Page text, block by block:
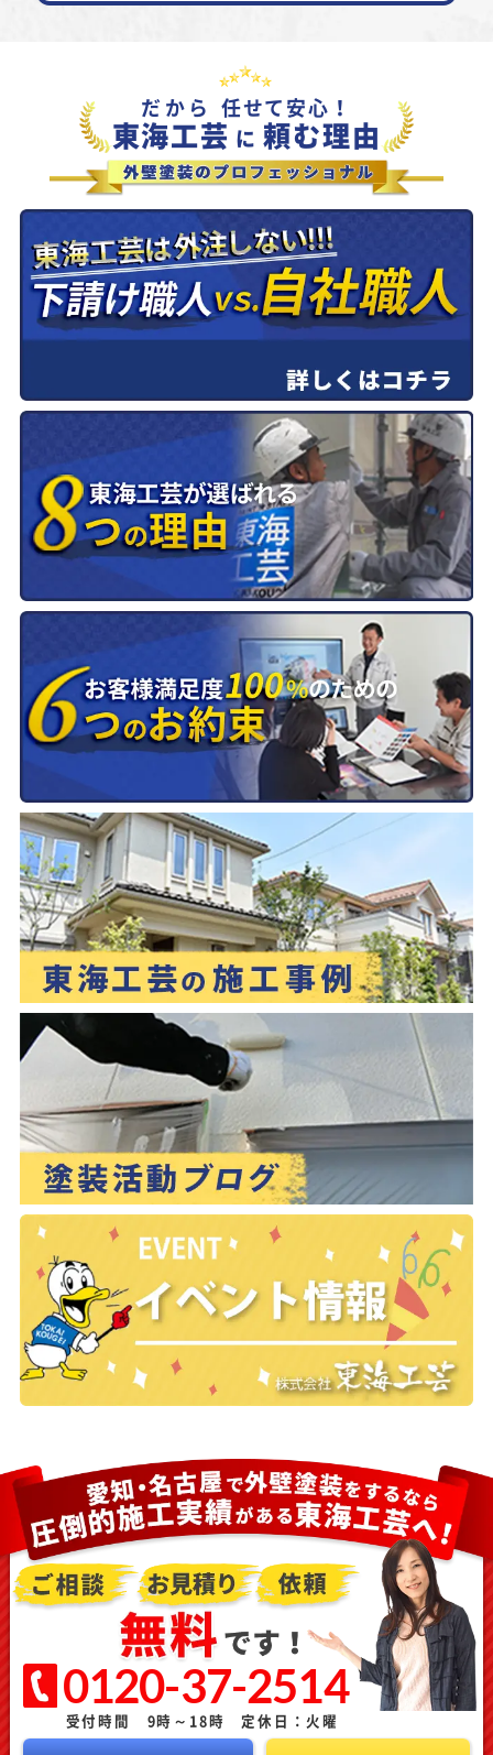
だから 任せて安心！
東海工芸 に 頼む理由
0120-37-2514
受付時間 9時～18時 定休日：火曜